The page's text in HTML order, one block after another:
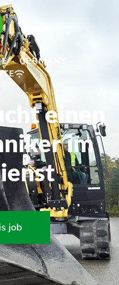
· GERMANY
einen
im
job